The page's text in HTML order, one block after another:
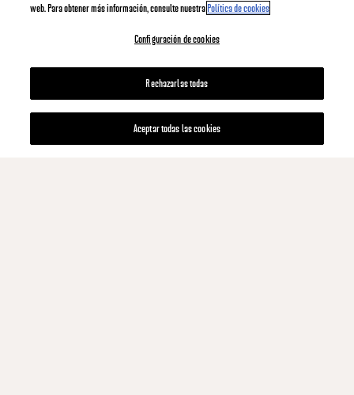
web. Para obtener más información, consulte nuestraPolítica de cookies
Configuración de cookies
Rechazarlas todas
Aceptar todas las cookies